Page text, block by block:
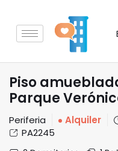
Piso
Parque
Periferia Alquiler
PA2245